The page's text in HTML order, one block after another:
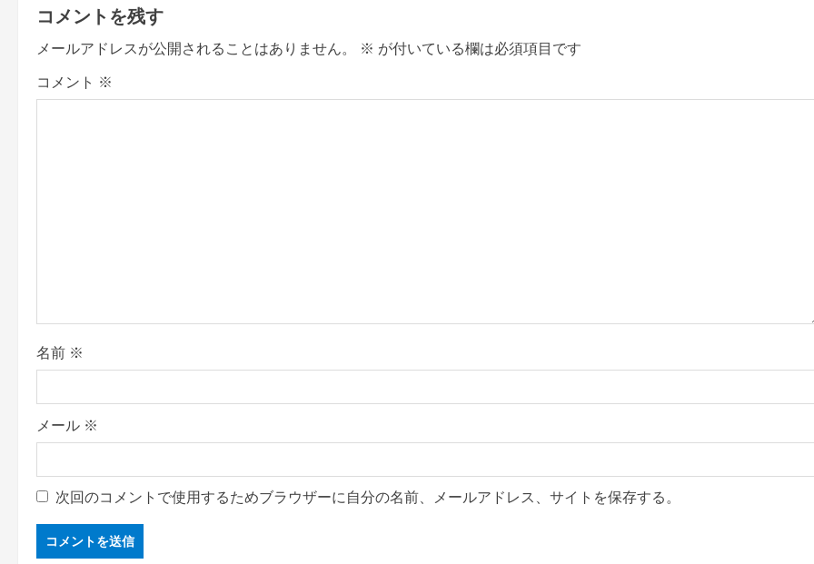
n
a
v
o
n
コメントを残す
メールアドレスが公開されることはありません。 ※ が付いている欄は必須項目です
コメント ※
名前 ※
メール ※
次回のコメントで使用するためブラウザーに自分の名前、メールアドレス、サイトを保存する。